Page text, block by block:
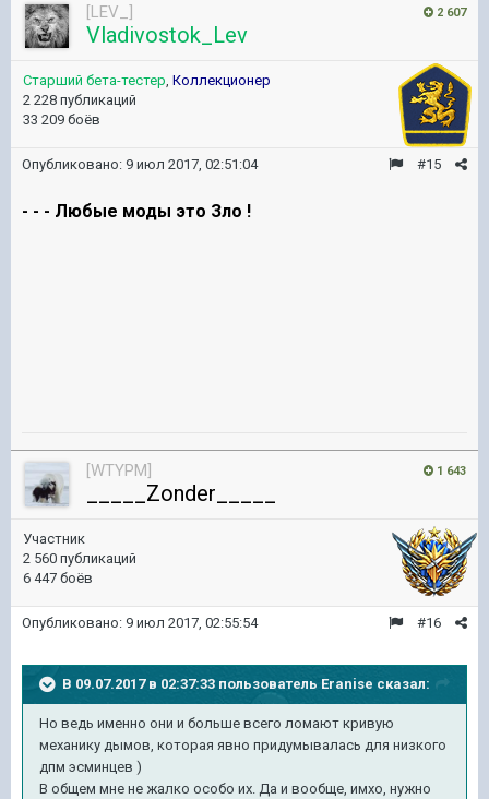
2 607
[LEV_]
Vladivostok_Lev
Старший бета-тестер Коллекционер
2 228 публикаций
33 209 боёв
#15
Опубликовано: 9 июл 2017, 02:51:04
- - - Любые моды это Зло !
1 643
[WTYPM]
_____Zonder_____
Участник
2 560 публикаций
6 447 боёв
#16
Опубликовано: 9 июл 2017, 02:55:54
В 09.07.2017 в 02:37:33 пользователь Eranise сказал:
Но ведь именно они и больше всего ломают кривую
механику дымов, которая явно придумывалась для низкого
дпм эсминцев )
В общем мне не жалко особо их. Да и вообще, имхо, нужно